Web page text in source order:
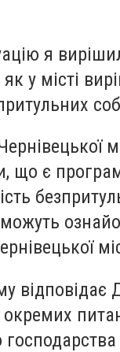
я
у місті
що є
відповідає
окремих